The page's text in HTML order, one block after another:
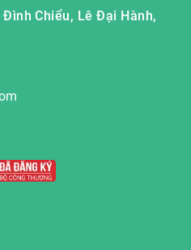
Chiểu, Lê Đại Hành,